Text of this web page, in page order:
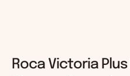
Roca Victoria